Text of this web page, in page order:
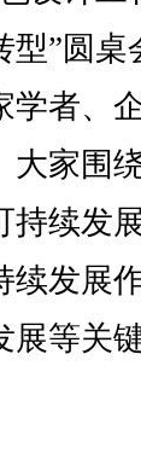
型”圆
学者、
大家围
持续发
续发展
展等关